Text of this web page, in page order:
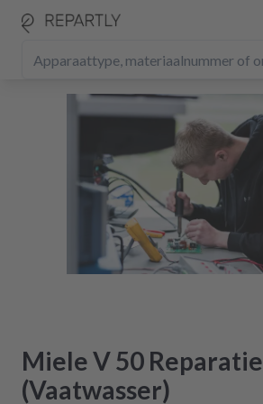
Miele V 50 Reparatie
(Vaatwasser)